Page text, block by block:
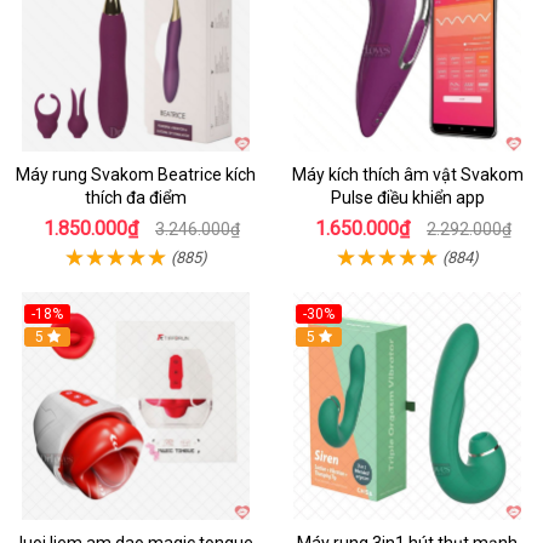
Máy rung Svakom Beatrice kích
thích đa điểm
1.850.000₫ 3.246.000₫
(885)
Máy kích thích âm vật Svakom
Pulse điều khiển app
1.650.000₫ 2.292.000₫
(884)
-18%
Hot
5
-30%
Hot
5